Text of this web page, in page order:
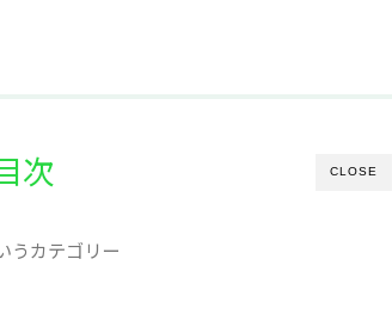
CLOSE
次
うカテゴリー